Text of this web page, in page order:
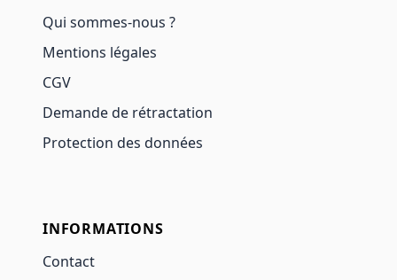
Qui sommes-nous ?
Mentions légales
CGV
Demande de rétractation
Protection des données
INFORMATIONS
Contact